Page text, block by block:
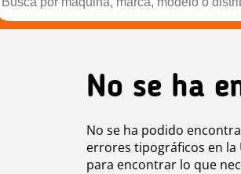
No se ha
No se ha podido
errores tipográficos en la
para encontrar lo que